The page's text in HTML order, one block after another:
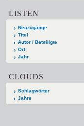
LISTEN
Neuzugänge
Titel
Autor / Beteiligte
Ort
Jahr
CLOUDS
Schlagwörter
Jahre